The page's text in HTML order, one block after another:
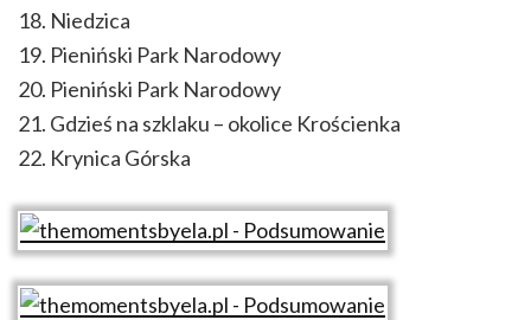
18. Niedzica
19. Pieniński Park Narodowy
20. Pieniński Park Narodowy
21. Gdzieś na szklaku – okolice Krościenka
22. Krynica Górska